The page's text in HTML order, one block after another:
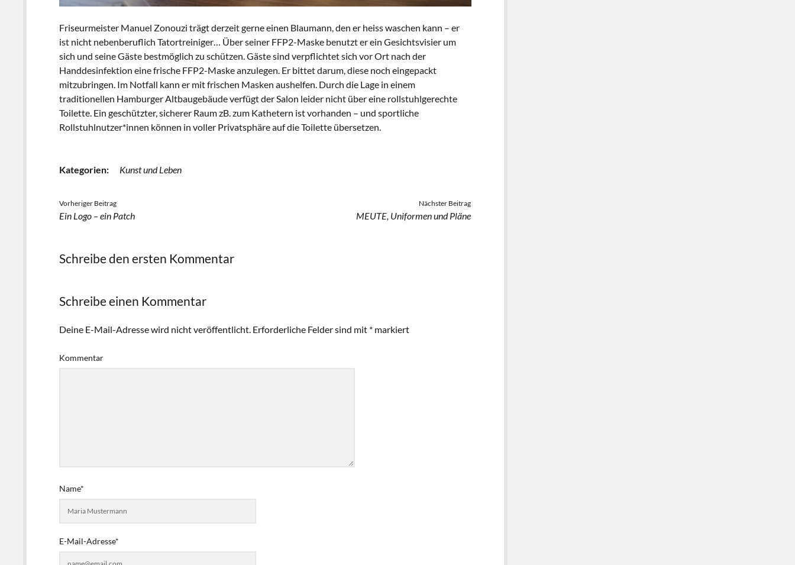
Friseurmeister Manuel Zonouzi trägt derzeit gerne einen Blaumann, den er heiss waschen kann – er
ist nicht nebenberuflich Tatortreiniger… Über seiner FFP2-Maske benutzt er ein Gesichtsvisier um
sich und seine Gäste bestmöglich zu schützen. Gäste sind verpflichtet sich vor Ort nach der
Handdesinfektion eine frische FFP2-Maske anzulegen. Er bittet darum, diese noch eingepackt
mitzubringen. Im Notfall kann er mit frischen Masken aushelfen. Durch die Lage in einem
traditionellen Hamburger Altbaugebäude verfügt der Salon leider nicht über eine rollstuhlgerechte
Toilette. Ein geschützter, sicherer Raum zB. zum Kathetern ist vorhanden – und sportliche
Rollstuhlnutzer*innen können in voller Privatsphäre auf die Toilette übersetzen.
Kategorien: Kunst und Leben
Vorheriger Beitrag
Ein Logo – ein Patch
Nächster Beitrag
MEUTE, Uniformen und Pläne
Schreibe den ersten Kommentar
Schreibe einen Kommentar
Deine E-Mail-Adresse wird nicht veröffentlicht. Erforderliche Felder sind mit * markiert
Kommentar
Name*
E-Mail-Adresse*